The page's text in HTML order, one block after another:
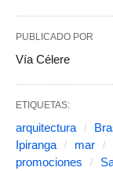
PUBLICADO POR
Vía Célere
ETIQUETAS:
arquitectura
Ipiranga
mar
promociones